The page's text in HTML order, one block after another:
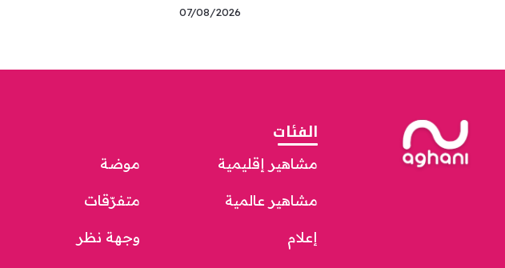
07/08/2026
الفئات
مشاهير إقليمية
مشاهير عالمية
إعلام
موضة
متفرّقات
وجهة نظر